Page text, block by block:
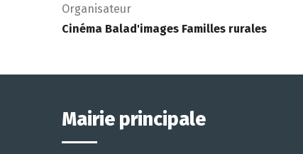
Organisateur
Cinéma Balad'images Familles rurales
Mairie principale